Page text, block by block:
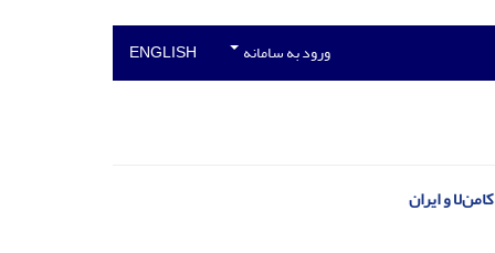
ورود به سامانه ENGLISH
و ایران